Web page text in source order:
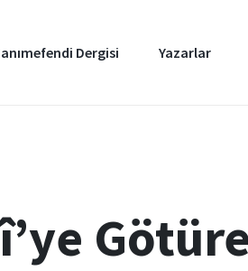
Dergisi Yazarlar